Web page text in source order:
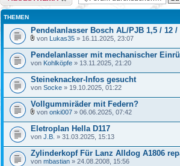
THEMEN
Pendelanlasser Bosch AL/PJB 1,5 / 12 /
von Lukas35 » 16.11.2025, 23:07
Pendelanlasser mit mechanischer
von Kohlköpfe » 13.11.2025, 21:20
Steineknacker-Infos gesucht
von Socke » 19.10.2025, 01:22
Vollgummiräder mit Federn?
von onki007 » 06.06.2025, 07:42
Eletroplan Hella D117
von J.B. » 31.03.2025, 15:13
Zylinderkopf Für Lanz Alldog A1806
von mbastian » 24.08.2008, 15:56